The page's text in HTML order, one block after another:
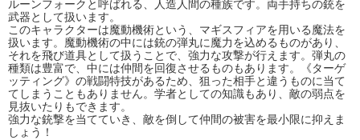
ルーンフォークと呼ばれる、人造人間の種族です。両手持ちの銃を
武器として扱います。
このキャラクターは魔動機術という、マギスフィアを用いる魔法を
扱います。魔動機術の中には銃の弾丸に魔力を込めるものがあり、
それを飛び道具として扱うことで、強力な攻撃が行えます。弾丸の
種類は豊富で、中には仲間を回復させるものもあります。《ターゲ
ッティング》の戦闘特技があるため、狙った相手と違うものに当て
てしまうこともありません。学者としての知識もあり、敵の弱点を
見抜いたりもできます。
強力な銃撃を当てていき、敵を倒して仲間の被害を最小限に抑えま
しょう！